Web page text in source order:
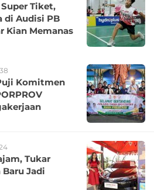
Tiket,
di Audisi PB
Kian Memanas
Komitmen
Tukar
Jadi